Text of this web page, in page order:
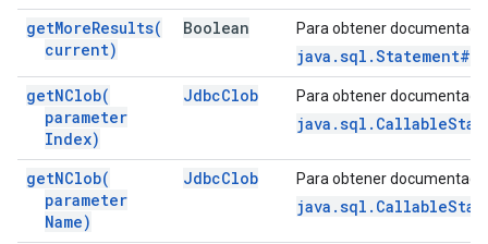
getMoreResults(
current)
Boolean Para obtener
getNClob(
parameter
Index)
JdbcClob Para obtener
getNClob(
parameter
Name)
JdbcClob Para obtener